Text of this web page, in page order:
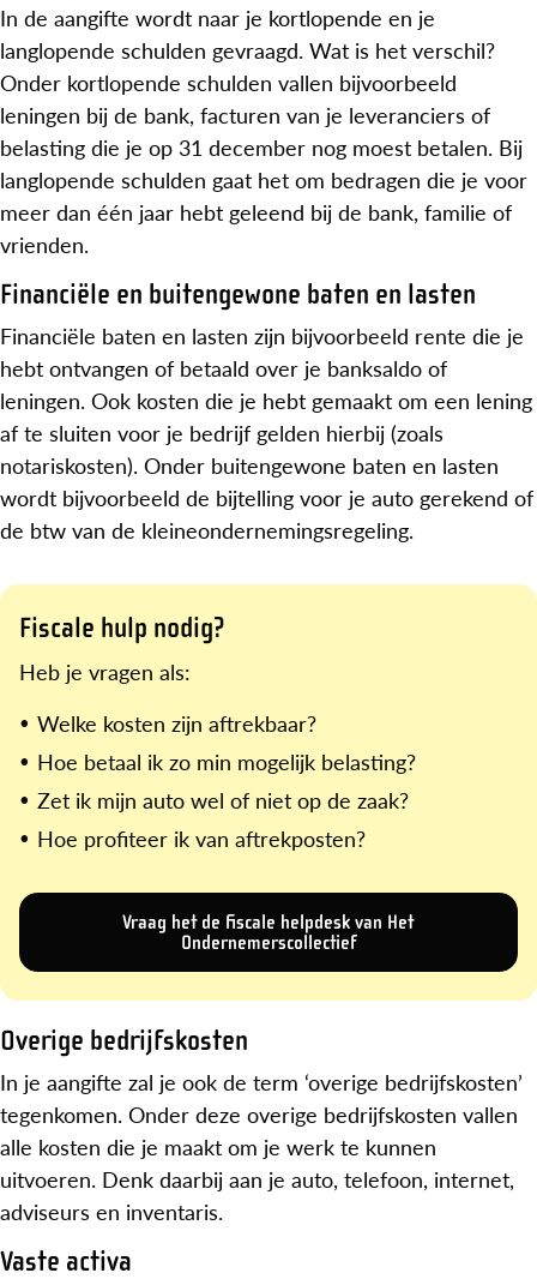
In de aangifte wordt naar je kortlopende en je
langlopende schulden gevraagd. Wat is het verschil?
Onder kortlopende schulden vallen bijvoorbeeld
leningen bij de bank, facturen van je leveranciers of
belasting die je op 31 december nog moest betalen. Bij
langlopende schulden gaat het om bedragen die je voor
meer dan één jaar hebt geleend bij de bank, familie of
vrienden.
Financiële en buitengewone baten en lasten
Financiële baten en lasten zijn bijvoorbeeld rente die je
hebt ontvangen of betaald over je banksaldo of
leningen. Ook kosten die je hebt gemaakt om een lening
af te sluiten voor je bedrijf gelden hierbij (zoals
notariskosten). Onder buitengewone baten en lasten
wordt bijvoorbeeld de bijtelling voor je auto gerekend of
de btw van de kleineondernemingsregeling.
Fiscale hulp nodig?
Heb je vragen als:
Welke kosten zijn aftrekbaar?
Hoe betaal ik zo min mogelijk belasting?
Zet ik mijn auto wel of niet op de zaak?
Hoe profiteer ik van aftrekposten?
Vraag het de fiscale helpdesk van Het
Ondernemerscollectief
Overige bedrijfskosten
In je aangifte zal je ook de term ‘overige bedrijfskosten’
tegenkomen. Onder deze overige bedrijfskosten vallen
alle kosten die je maakt om je werk te kunnen
uitvoeren. Denk daarbij aan je auto, telefoon, internet,
adviseurs en inventaris.
Vaste activa